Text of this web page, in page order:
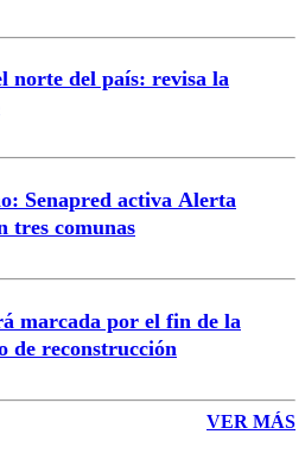
norte del país: revisa la
Senapred activa Alerta
tres comunas
marcada por el fin de la
de reconstrucción
VER MÁS